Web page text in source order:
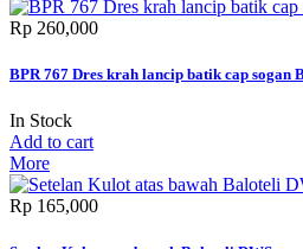
Rp‎ 260,000
BPR 767 Dres krah lancip batik cap sogan
In Stock
Add to cart
More
Rp‎ 165,000